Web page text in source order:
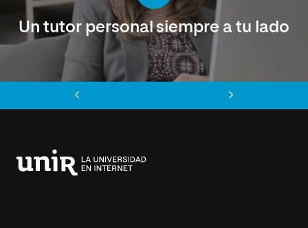
Un tutor personal siempre a tu lado